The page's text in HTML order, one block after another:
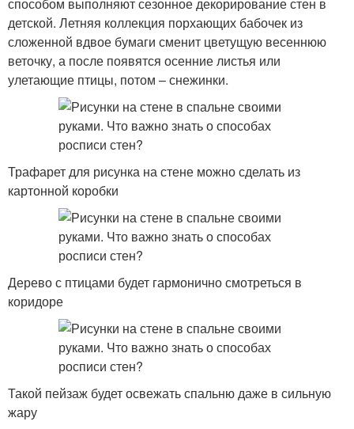
детской. Летняя коллекция порхающих бабочек из
сложенной вдвое бумаги сменит цветущую весеннюю
веточку, а после появятся осенние листья или
улетающие птицы, потом – снежинки.
Трафарет для рисунка на стене можно сделать из
картонной коробки
Дерево с птицами будет гармонично смотреться в
коридоре
Такой пейзаж будет освежать спальню даже в сильную
жару